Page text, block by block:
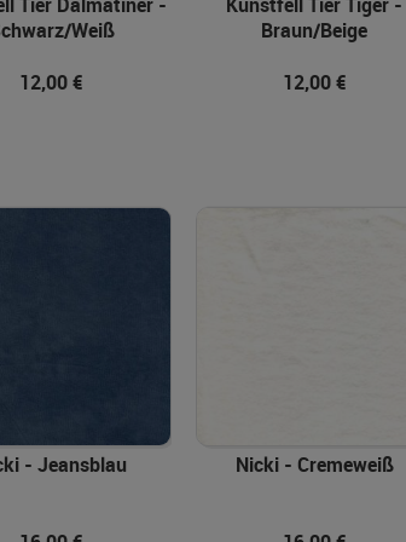
Weiß
12,00 €
Braun/Beige
12,00 €
- Jeansblau Nicki - Cremeweiß